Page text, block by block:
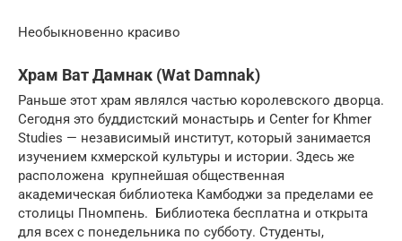
Необыкновенно красиво
Храм Ват Дамнак (Wat Damnak)
Раньше этот храм являлся частью королевского дворца.
Сегодня это буддистский монастырь и Center for Khmer
Studies — независимый институт, который занимается
изучением кхмерской культуры и истории. Здесь же
расположена крупнейшая общественная
академическая библиотека Камбоджи за пределами ее
столицы Пномпень. Библиотека бесплатна и открыта
для всех с понедельника по субботу. Студенты,